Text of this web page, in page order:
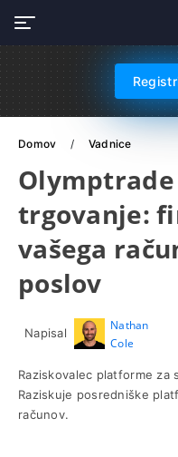
Domov Vadnice
trgovanje:
vašega
poslov
Napisal
Nathan
Cole
Raziskovalec platforme
Raziskuje posredniške
računov.